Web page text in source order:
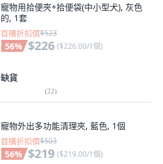
寵物用拾便夾+拾便袋(中小型犬), 灰色
的, 1套
首購折扣價$523
56% $226 ($226.00/1個)
缺貨
(22)
寵物外出多功能清理夾, 藍色, 1個
首購折扣價$503
56% $219 ($219.00/1個)